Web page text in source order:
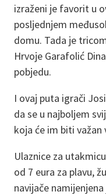
izraženi je favorit u
posljednjem
domu. Tada je
Hrvoje Garafolić
pobjedu.
I ovaj puta igrači
da se u najboljem
koja će im biti važan
Ulaznice za
od 7 eura za plavu,
navijače